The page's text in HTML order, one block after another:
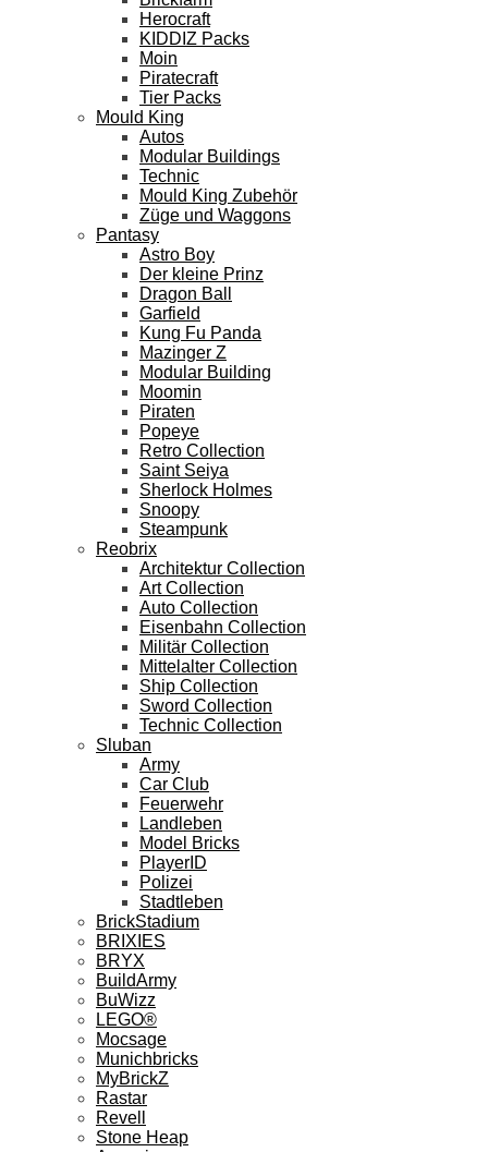
Herocraft
KIDDIZ Packs
Moin
Piratecraft
Tier Packs
Mould King
Autos
Modular Buildings
Technic
Mould King Zubehör
Züge und Waggons
Pantasy
Astro Boy
Der kleine Prinz
Dragon Ball
Garfield
Kung Fu Panda
Mazinger Z
Modular Building
Moomin
Piraten
Popeye
Retro Collection
Saint Seiya
Sherlock Holmes
Snoopy
Steampunk
Reobrix
Architektur Collection
Art Collection
Auto Collection
Eisenbahn Collection
Militär Collection
Mittelalter Collection
Ship Collection
Sword Collection
Technic Collection
Sluban
Army
Car Club
Feuerwehr
Landleben
Model Bricks
PlayerID
Polizei
Stadtleben
BrickStadium
BRIXIES
BRYX
BuildArmy
BuWizz
LEGO®
Mocsage
Munichbricks
MyBrickZ
Rastar
Revell
Stone Heap